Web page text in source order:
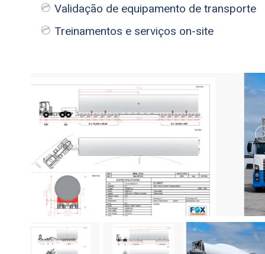
Validação de equipamento de transporte
Treinamentos e serviços on-site